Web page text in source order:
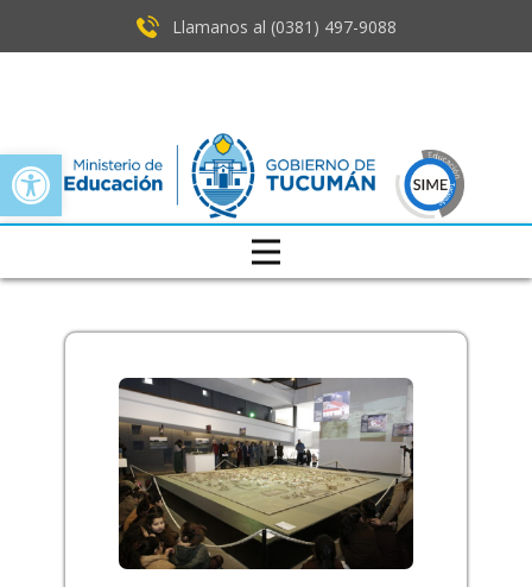
Open toolbar
Llamanos al (0381) ​497-9088